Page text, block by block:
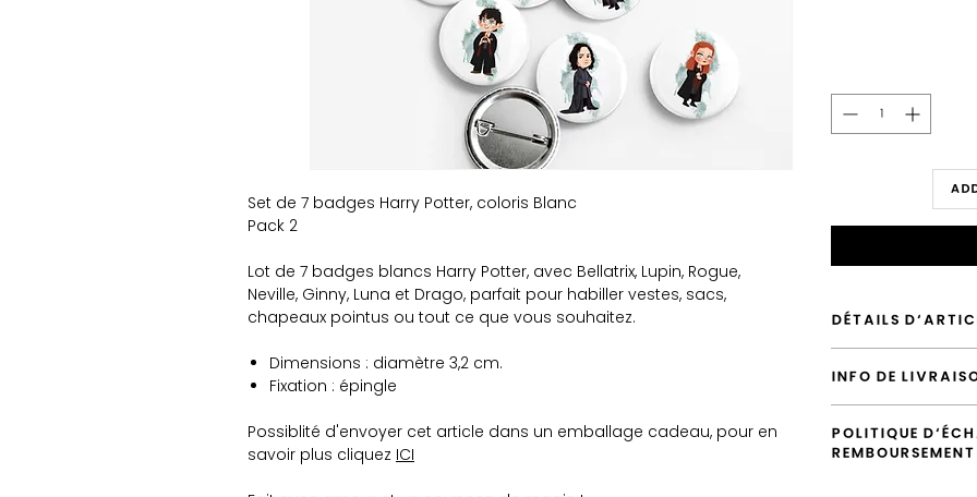
Set de 7 badges Harry Potter, coloris Blanc
Pack 2
Lot de 7 badges blancs Harry Potter, avec Bellatrix, Lupin, Rogue,
Neville, Ginny, Luna et Drago, parfait pour habiller vestes, sacs,
chapeaux pointus ou tout ce que vous souhaitez.
Dimensions : diamètre 3,2 cm.
Fixation : épingle
Possiblité d'envoyer cet article dans un emballage cadeau, pour en
savoir plus cliquez ICI
DÉTAILS
Envoi par défaut
Possibilité de
INFO DE
vous pouvez le
POLITIQUE
REMBOURSEMENT